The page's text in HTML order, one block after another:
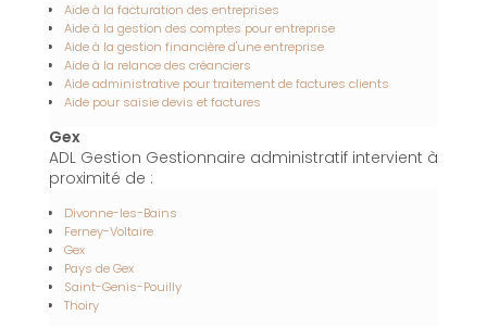
Aide à la facturation des entreprises
Aide à la gestion des comptes pour entreprise
Aide à la gestion financière d'une entreprise
Aide à la relance des créanciers
Aide administrative pour traitement de factures clients
Aide pour saisie devis et factures
Gex
ADL Gestion Gestionnaire administratif intervient à
proximité de :
Divonne-les-Bains
Ferney-Voltaire
Gex
Pays de Gex
Saint-Genis-Pouilly
Thoiry